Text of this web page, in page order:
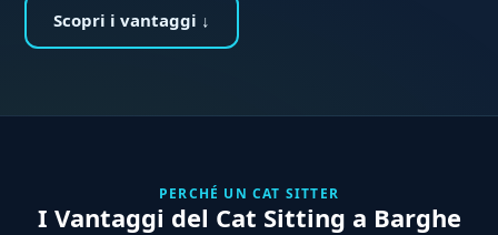
Scopri i vantaggi ↓
PERCHÉ UN CAT SITTER
I Vantaggi del Cat Sitting a Barghe